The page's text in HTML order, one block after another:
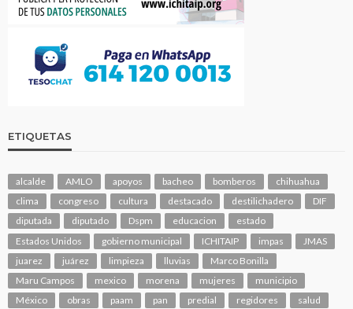
ETIQUETAS
alcalde AMLO apoyos bacheo bomberos
chihuahua
clima
congreso cultura destacado destilichadero
DIF
diputada
diputado Dspm educacion
estado
Estados Unidos
gobierno municipal ICHITAIP impas
JMAS
juarez
juárez limpieza lluvias
Marco Bonilla
Maru Campos
mexico morena mujeres
municipio
México
obras paam pan predial regidores
salud